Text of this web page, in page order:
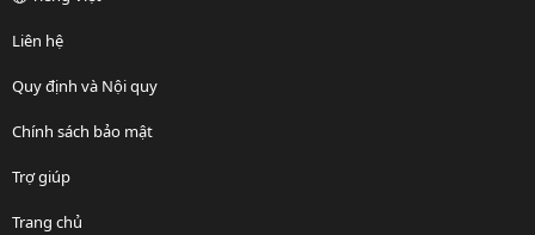
Liên hệ
Quy định và Nội quy
Chính sách bảo mật
Trợ giúp
Trang chủ